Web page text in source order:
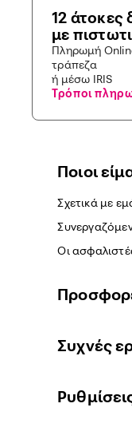
Ποιοι
Σχετικά με
Οι
Συχνές
12 άτοκες
με
Πληρωμή
τράπεζα
ή μέσω IRIS
Τρόποι